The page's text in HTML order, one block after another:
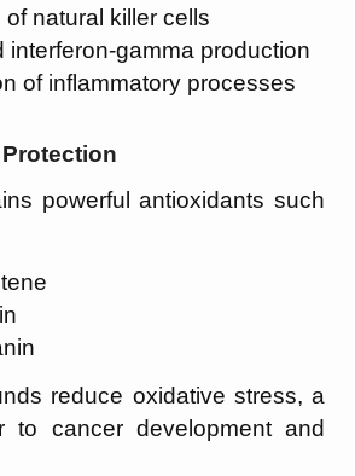
natural killer cells
interferon-gamma production
of inflammatory processes
powerful antioxidants such
reduce oxidative stress, a
to cancer development and